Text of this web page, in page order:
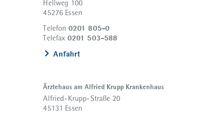
Hellweg 100
45276 Essen
Telefon 0201 805-0
Telefax 0201 503-588
Anfahrt
Ärztehaus am Alfried Krupp Krankenhaus
Alfried-Krupp-Straße 20
45131 Essen